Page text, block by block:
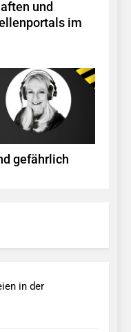
und
im
gefährlich
in der